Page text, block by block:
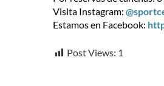
Visita Instagram:
Estamos en Facebook:
Post Views: 1